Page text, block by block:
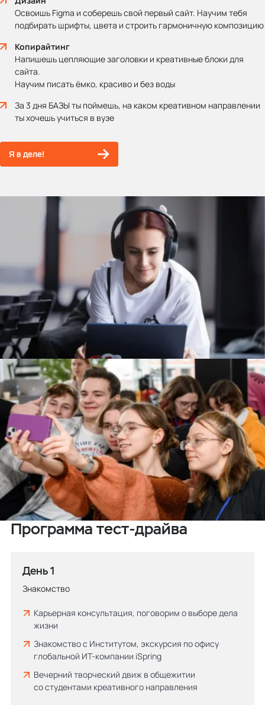
Освоишь Figma и соберешь свой первый сайт. Научим тебя
подбирать шрифты, цвета и строить гармоничную композицию
Копирайтинг
Напишешь цепляющие заголовки и креативные блоки для
сайта.
Научим писать ёмко, красиво и без воды
За 3 дня БАЗЫ ты поймешь, на каком креативном направлении
ты хочешь учиться в вузе
Я в деле!
Программа тест-драйва
День 1
Знакомство
Карьерная консультация, поговорим о выборе дела
жизни
Знакомство с Институтом, экскурсия по офису
глобальной ИТ-компании iSpring
Вечерний творческий движ в общежитии
со студентами креативного направления